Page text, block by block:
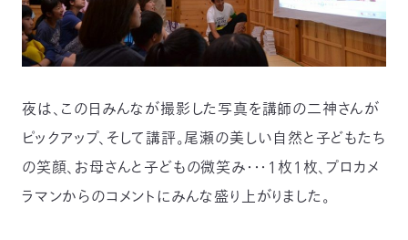
夜は、この日みんなが撮影した写真を講師の二神さんが
ピックアップ、そして講評。尾瀬の美しい自然と子どもたち
の笑顔、お母さんと子どもの微笑み・・・１枚１枚、プロカメ
ラマンからのコメントにみんな盛り上がりました。